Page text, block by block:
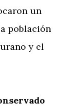
un
población
y el